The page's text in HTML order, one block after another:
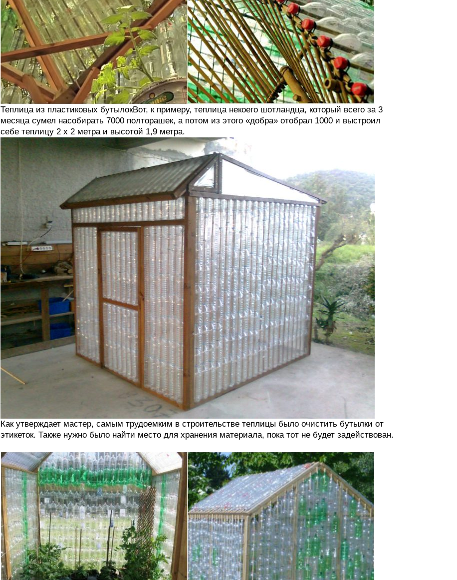
Теплица из пластиковых бутылокВот, к примеру, теплица некоего шотландца, который всего за 3
месяца сумел насобирать 7000 полторашек, а потом из этого «добра» отобрал 1000 и выстроил
себе теплицу 2 х 2 метра и высотой 1,9 метра.
Как утверждает мастер, самым трудоемким в строительстве теплицы было очистить бутылки от
этикеток. Также нужно было найти место для хранения материала, пока тот не будет задействован.